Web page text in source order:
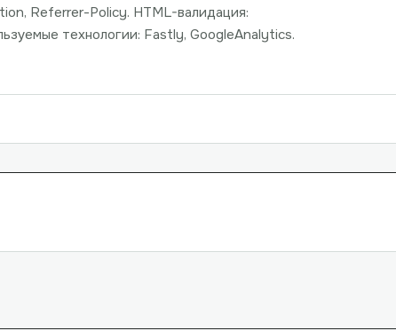
Referrer-Policy. HTML-валидация:
технологии: Fastly, GoogleAnalytics.